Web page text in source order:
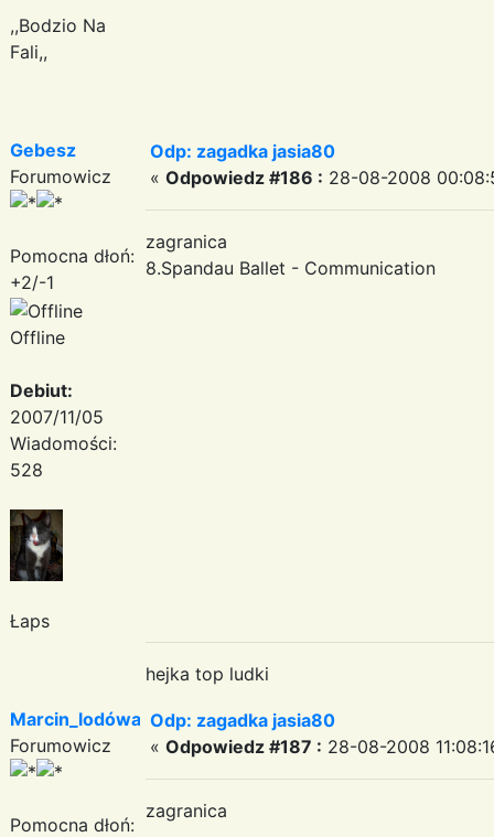
,,Bodzio Na
Fali,,
Gebesz
Forumowicz
Pomocna dłoń:
+2/-1
Offline
Debiut:
2007/11/05
Wiadomości:
528
Łaps
Odp: zagadka jasia80
« Odpowiedz #186 : 28-08-2008
zagranica
8.Spandau Ballet - Communication
hejka top ludki
Marcin_lodówa
Forumowicz
Pomocna dłoń:
Odp: zagadka jasia80
« Odpowiedz #187 : 28-08-2008
zagranica